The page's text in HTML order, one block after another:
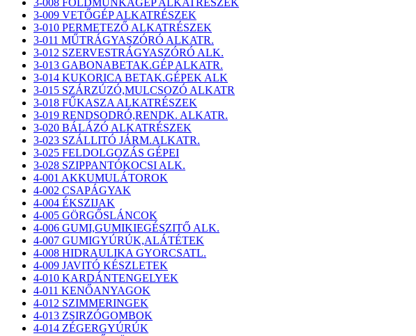
3-009 VETŐGÉP ALKATRÉSZEK
3-010 PERMETEZŐ ALKATRÉSZEK
3-011 MŰTRÁGYASZÓRÓ ALKATR.
3-012 SZERVESTRÁGYASZÓRÓ ALK.
3-013 GABONABETAK.GÉP ALKATR.
3-014 KUKORICA BETAK.GÉPEK ALK
3-015 SZÁRZÚZÓ,MULCSOZÓ ALKATR
3-018 FŰKASZA ALKATRÉSZEK
3-019 RENDSODRÓ,RENDK. ALKATR.
3-020 BÁLÁZÓ ALKATRÉSZEK
3-023 SZÁLLITÓ JÁRM.ALKATR.
3-025 FELDOLGOZÁS GÉPEI
3-028 SZIPPANTÓKOCSI ALK.
4-001 AKKUMULÁTOROK
4-002 CSAPÁGYAK
4-004 ÉKSZIJAK
4-005 GÖRGŐSLÁNCOK
4-006 GUMI,GUMIKIEGÉSZITŐ ALK.
4-007 GUMIGYÚRÚK,ALÁTÉTEK
4-008 HIDRAULIKA GYORCSATL.
4-009 JAVITÓ KÉSZLETEK
4-010 KARDÁNTENGELYEK
4-011 KENŐANYAGOK
4-012 SZIMMERINGEK
4-013 ZSIRZÓGOMBOK
4-014 ZÉGERGYÚRÚK